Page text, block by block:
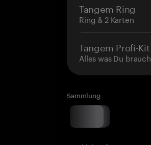
Tangem Ring
Ring & 2 Karten
Tangem Profi-Kit
Alles was Du
Sammlung